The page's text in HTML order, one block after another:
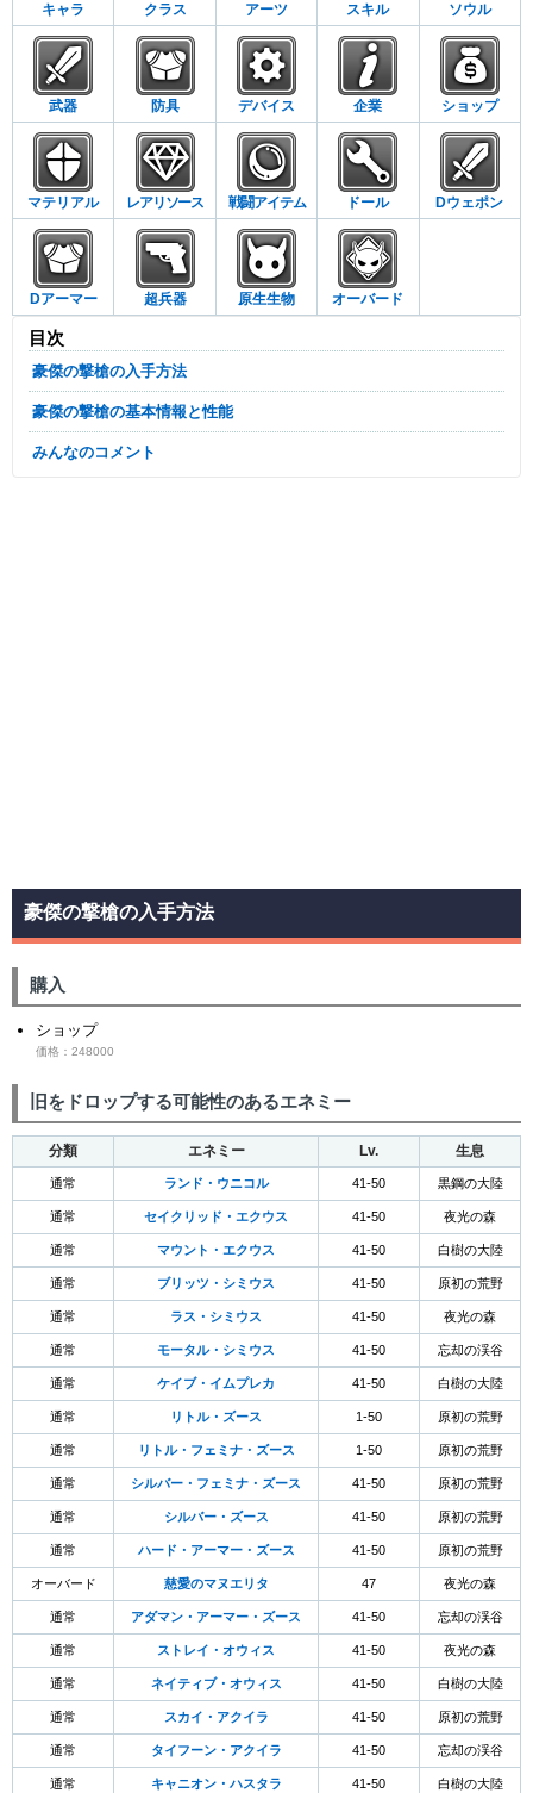
キャラ クラス アーツ スキル ソウル
武器 防具 デバイス 企業 ショップ
マテリアル レアリソース 戦闘アイテム ドール Dウェポン
Dアーマー 超兵器 原生生物 オーバード
目次
豪傑の撃槍の入手方法
豪傑の撃槍の基本情報と性能
みんなのコメント
豪傑の撃槍の入手方法
購入
ショップ
価格：248000
旧をドロップする可能性のあるエネミー
分類 エネミー Lv. 生息
通常 ランド・ウニコル 41-50 黒鋼の大陸
通常 セイクリッド・エクウス 41-50 夜光の森
通常 マウント・エクウス 41-50 白樹の大陸
通常 ブリッツ・シミウス 41-50 原初の荒野
通常 ラス・シミウス 41-50 夜光の森
通常 モータル・シミウス 41-50 忘却の渓谷
通常 ケイブ・イムプレカ 41-50 白樹の大陸
通常 リトル・ズース 1-50 原初の荒野
通常 リトル・フェミナ・ズース 1-50 原初の荒野
通常 シルバー・フェミナ・ズース 41-50 原初の荒野
通常 シルバー・ズース 41-50 原初の荒野
通常 ハード・アーマー・ズース 41-50 原初の荒野
オーバード 慈愛のマヌエリタ 47 夜光の森
通常 アダマン・アーマー・ズース 41-50 忘却の渓谷
通常 ストレイ・オウィス 41-50 夜光の森
通常 ネイティブ・オウィス 41-50 白樹の大陸
通常 スカイ・アクイラ 41-50 原初の荒野
通常 タイフーン・アクイラ 41-50 忘却の渓谷
通常 キャニオン・ハスタラ 41-50 白樹の大陸